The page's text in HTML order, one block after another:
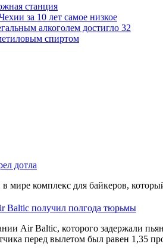
станция
за 10 лет самое низкое
алкоголем достигло 32
спиртом
дотла
комплекс для байкеров,
Baltic получил полгода тюрьмы
Air Baltic, которого задержали
перед вылетом был равен 1,35